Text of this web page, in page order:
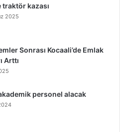
traktör kazası
2025
Sonrası Kocaali’de Emlak
Arttı
personel alacak